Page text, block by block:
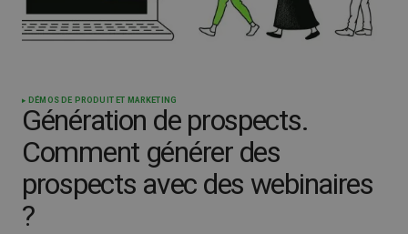
DÉMOS DE PRODUIT ET MARKETING
Génération de prospects.
Comment générer des
prospects avec des webinaires
?